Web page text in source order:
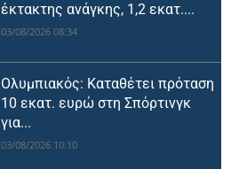
έκτακτης ανάγκης, 1,2 εκατ....
03/08/2026 08:34
Ολυμπιακός: Καταθέτει πρόταση
10 εκατ. ευρώ στη Σπόρτινγκ
για...
03/08/2026 10:10